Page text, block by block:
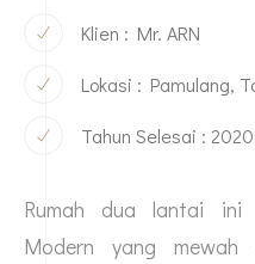
Klien : Mr. ARN
Lokasi : Pamulang,
Tahun Selesai : 2020
Rumah dua lantai ini
Modern yang mewah